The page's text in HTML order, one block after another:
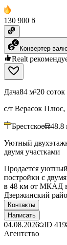
130 900 ƃ
Конвертер
Realt
Дача84 м²20 соток
с/т Верасок
Брестское 48.8
Уютный
двумя участками
Продается
постройки с
в 48 км от МКАД в
Дзержинский
Контакты
Написать
04.08.2026 ID
Агентство